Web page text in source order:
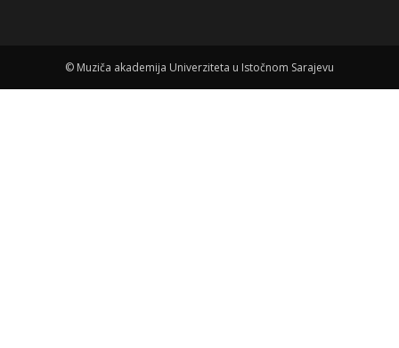
© Muziča akademija Univerziteta u Istočnom Sarajevu